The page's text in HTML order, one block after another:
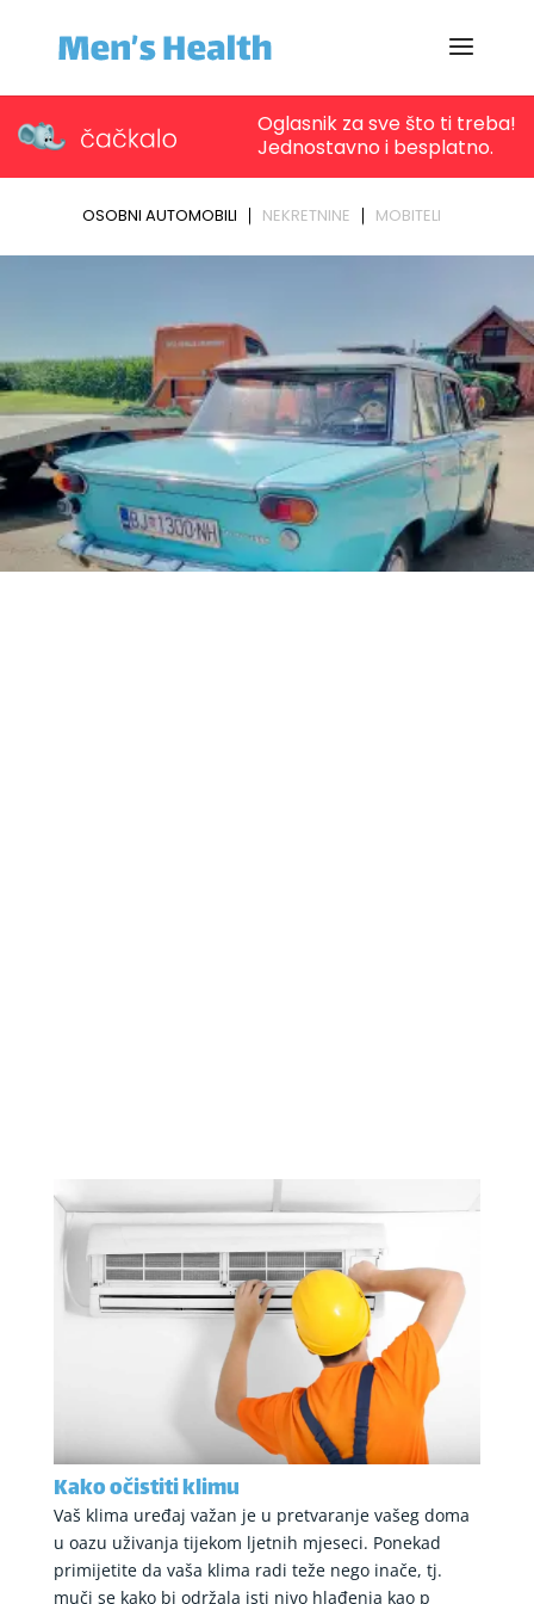
Kako očistiti klimu
Vaš klima uređaj važan je u pretvaranje vašeg doma
u oazu uživanja tijekom ljetnih mjeseci. Ponekad
primijetite da vaša klima radi teže nego inače, tj.
muči se kako bi održala isti nivo hlađenja kao p